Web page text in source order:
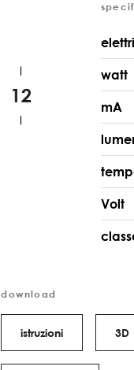
watt
mA
Volt
download
istruzioni 3D